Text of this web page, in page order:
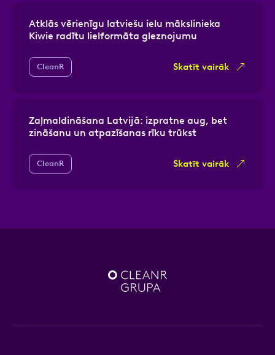
Atklās vērienīgu latviešu ielu mākslinieka
Kiwie radītu lielformāta gleznojumu
CleanR Skatīt vairāk
Zaļmaldināšana Latvijā: izpratne aug, bet
zināšanu un atpazīšanas rīku trūkst
CleanR Skatīt vairāk